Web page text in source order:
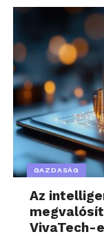
GAZDASÁG
Az
VivaTech-